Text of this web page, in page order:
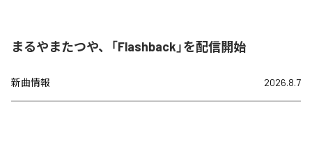
まるやまたつや、「Flashback」を配信開始
新曲情報 2026.8.7